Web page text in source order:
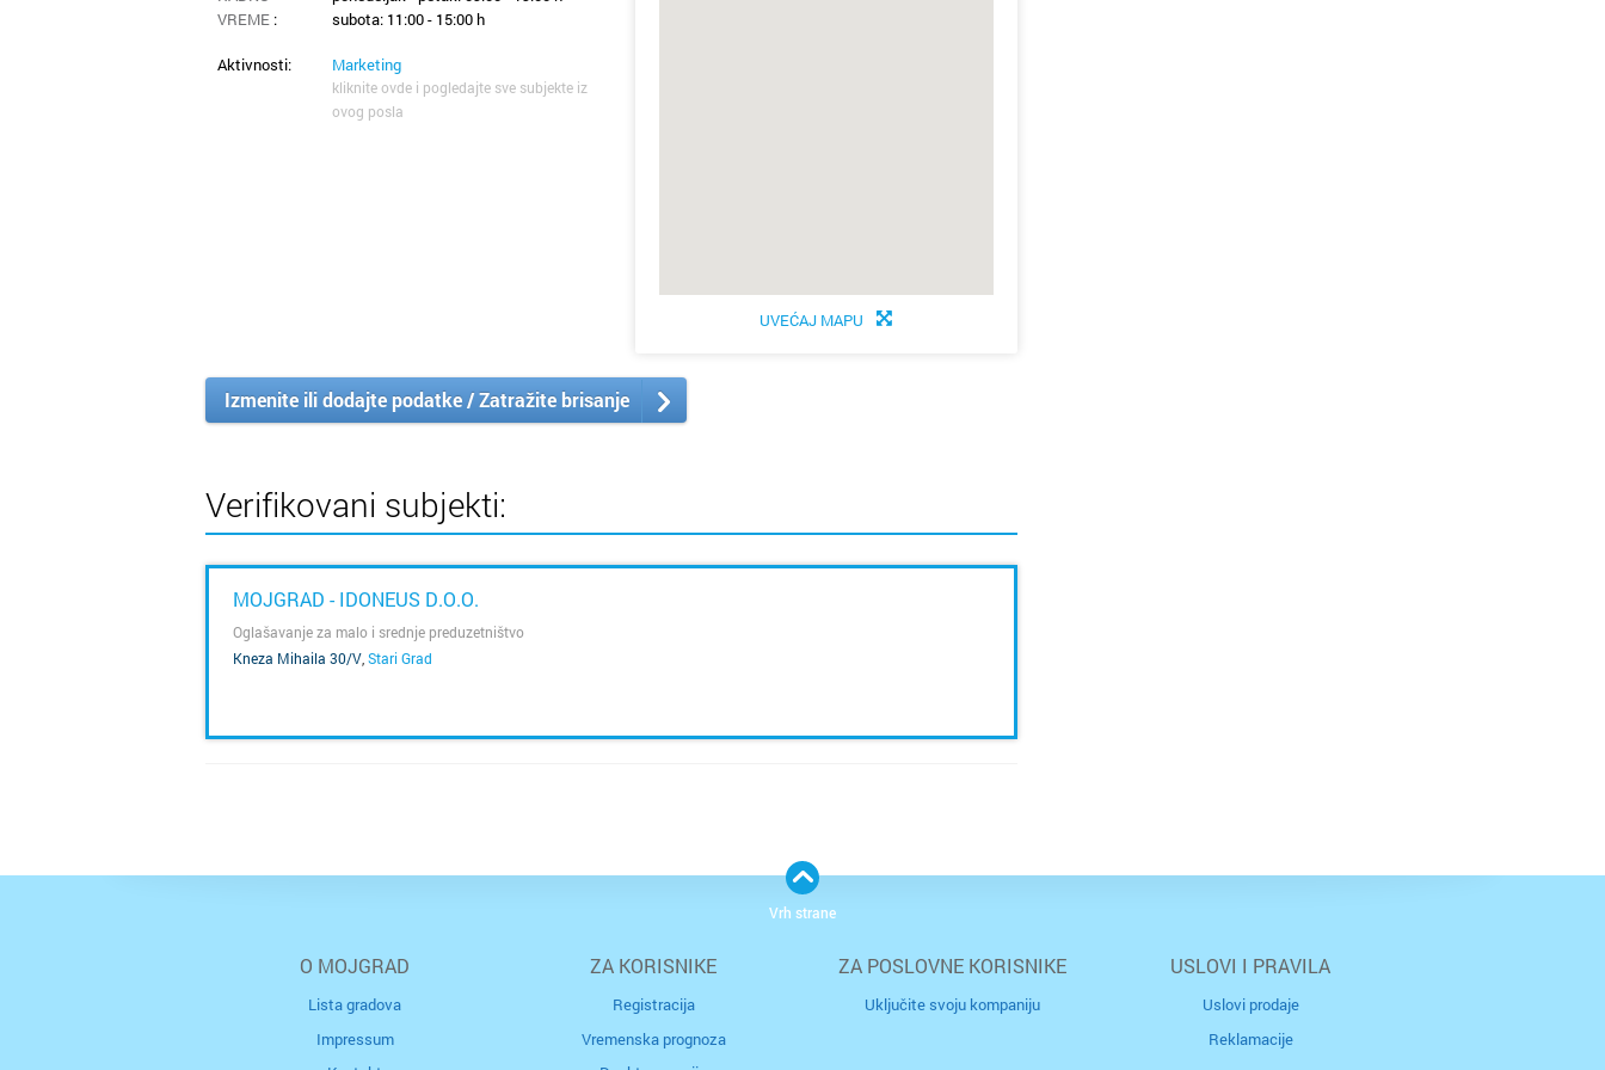
VREME :
subota: 11:00 - 15:00 h
Aktivnosti: Marketing
kliknite ovde i pogledajte sve subjekte iz
ovog posla
UVEĆAJ MAPU
Izmenite ili dodajte podatke / Zatražite brisanje
Verifikovani subjekti:
MOJGRAD - IDONEUS D.O.O.
Oglašavanje za malo i srednje preduzetništvo
Kneza Mihaila 30/V Stari Grad
O MOJGRAD
Lista gradova
Impressum
ZA KORISNIKE
Registracija
Vremenska prognoza
ZA POSLOVNE KORISNIKE
Uključite svoju kompaniju
USLOVI I PRAVILA
Uslovi prodaje
Reklamacije
Vrh strane